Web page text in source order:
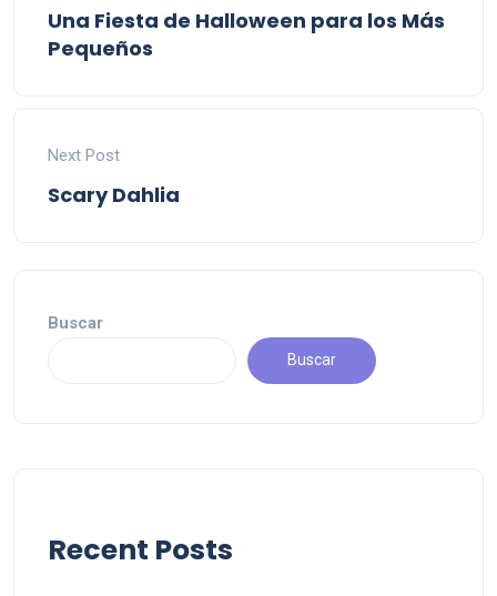
Una Fiesta de Halloween para los Más
Pequeños
Next Post
Scary Dahlia
Buscar
Buscar
Recent Posts